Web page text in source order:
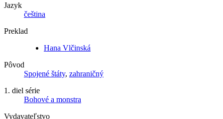
Jazyk
čeština
Preklad
Hana Vlčinská
Pôvod
Spojené štáty, zahraničný
1. diel série
Bohové a monstra
Vydavateľstvo